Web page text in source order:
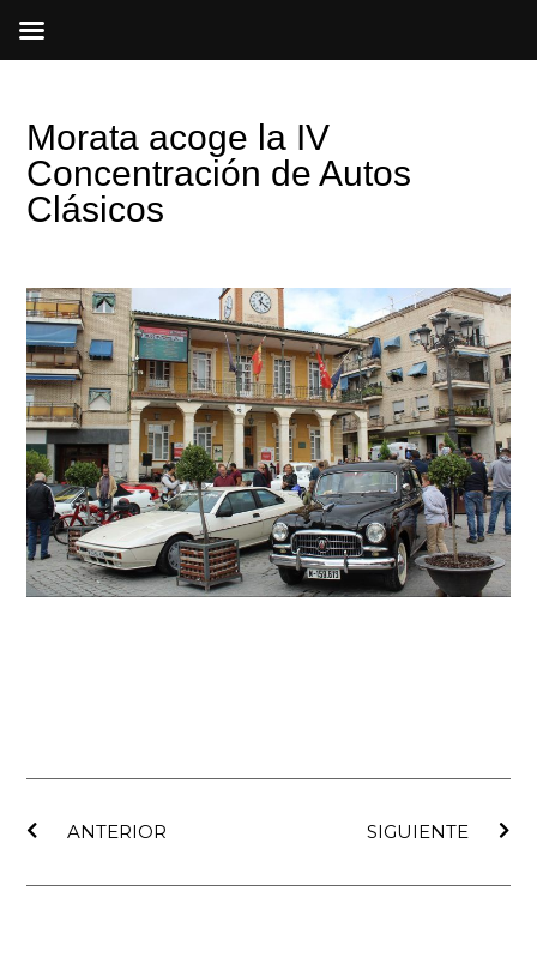
Morata acoge la IV
Concentración de Autos
Clásicos
ANTERIOR
SIGUIENTE